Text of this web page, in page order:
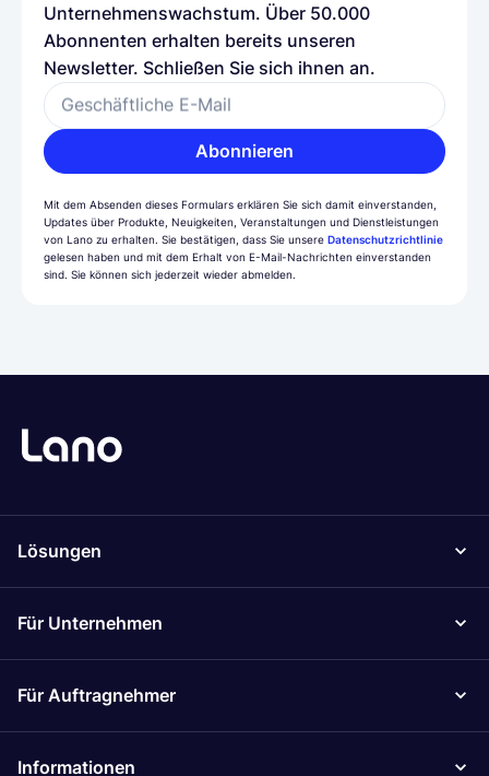
Unternehmenswachstum. Über 50.000
Abonnenten erhalten bereits unseren
Newsletter. Schließen Sie sich ihnen an.
Geschäftliche E-Mail
Abonnieren
Mit dem Absenden dieses Formulars erklären Sie sich damit einverstanden,
Updates über Produkte, Neuigkeiten, Veranstaltungen und Dienstleistungen
von Lano zu erhalten. Sie bestätigen, dass Sie unsere Datenschutzrichtlinie
gelesen haben und mit dem Erhalt von E-Mail-Nachrichten einverstanden
sind. Sie können sich jederzeit wieder abmelden.
Lösungen
Für Unternehmen
Für Auftragnehmer
Informationen